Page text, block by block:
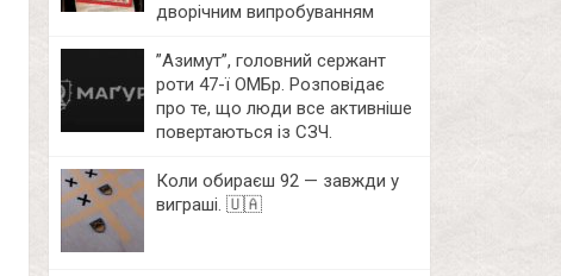
дворічним випробуванням
⁨”Азимут”, головний сержант
роти 47-ї ОМБр. Розповідає
про те, що люди все активніше
повертаються із СЗЧ.
Коли обираєш 92 — завжди у
виграші. 🇺🇦